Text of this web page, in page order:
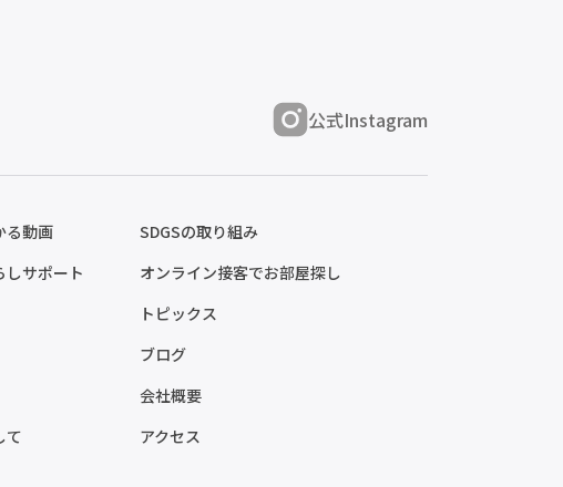
公式Instagram
る動画
しサポート
て
SDGSの取り組み
オンライン接客でお部屋探し
トピックス
ブログ
会社概要
アクセス